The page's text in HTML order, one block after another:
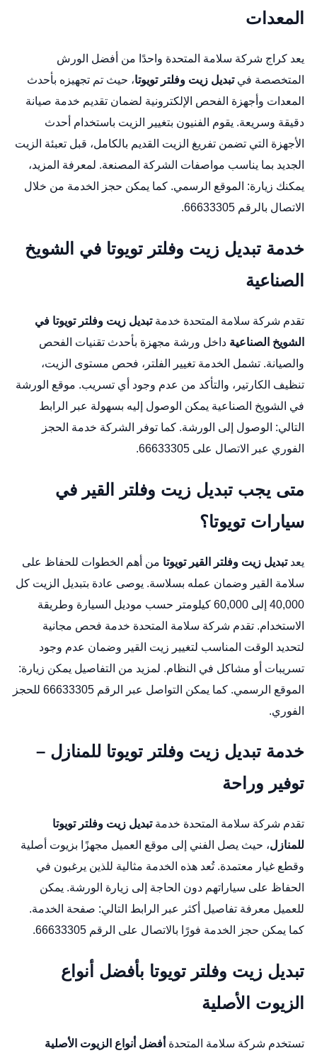
المعدات
يعد كراج شركة سلامة المتحدة واحدًا من أفضل الورش
المتخصصة فيتبديل زيت وفلتر تويوتا، حيث تم تجهيزه بأحدث
المعدات وأجهزة الفحص الإلكترونية لضمان تقديم خدمة صيانة
دقيقة وسريعة. يقوم الفنيون بتغيير الزيت باستخدام أحدث
الأجهزة التي تضمن تفريغ الزيت القديم بالكامل، قبل تعبئة الزيت
الجديد بما يناسب مواصفات الشركة المصنعة. لمعرفة المزيد،
يمكنك زيارة: الموقع الرسمي. كما يمكن حجز الخدمة من خلال
الاتصال بالرقم 66633305.
خدمة تبديل زيت وفلتر تويوتا في الشويخ
الصناعية
تقدم شركة سلامة المتحدة خدمةتبديل زيت وفلتر تويوتا في
الشويخ الصناعية داخل ورشة مجهزة بأحدث تقنيات الفحص
والصيانة. تشمل الخدمة تغيير الفلتر، فحص مستوى الزيت،
تنظيف الكارتير، والتأكد من عدم وجود أي تسريب. موقع الورشة
في الشويخ الصناعية يمكن الوصول إليه بسهولة عبر الرابط
التالي: الوصول إلى الورشة. كما توفر الشركة خدمة الحجز
الفوري عبر الاتصال على 66633305.
متى يجب تبديل زيت وفلتر القير في
سيارات تويوتا؟
يعدتبديل زيت وفلتر القير تويوتا من أهم الخطوات للحفاظ على
سلامة القير وضمان عمله بسلاسة. يوصى عادة بتبديل الزيت كل
40,000 إلى 60,000 كيلومتر حسب موديل السيارة وطريقة
الاستخدام. تقدم شركة سلامة المتحدة خدمة فحص مجانية
لتحديد الوقت المناسب لتغيير زيت القير وضمان عدم وجود
تسريبات أو مشاكل في النظام. لمزيد من التفاصيل يمكن زيارة:
الموقع الرسمي
. كما يمكن التواصل عبر الرقم 66633305 للحجز
الفوري.
خدمة تبديل زيت وفلتر تويوتا للمنازل –
توفير وراحة
تقدم شركة سلامة المتحدة خدمةتبديل زيت وفلتر تويوتا
للمنازل، حيث يصل الفني إلى موقع العميل مجهزًا بزيوت أصلية
وقطع غيار معتمدة. تُعد هذه الخدمة مثالية للذين يرغبون في
الحفاظ على سياراتهم دون الحاجة إلى زيارة الورشة. يمكن
للعميل معرفة تفاصيل أكثر عبر الرابط التالي: صفحة الخدمة.
كما يمكن حجز الخدمة فورًا بالاتصال على الرقم 66633305.
تبديل زيت وفلتر تويوتا بأفضل أنواع
الزيوت الأصلية
تستخدم شركة سلامة المتحدة أفضل أنواع الزيوت الأصلية